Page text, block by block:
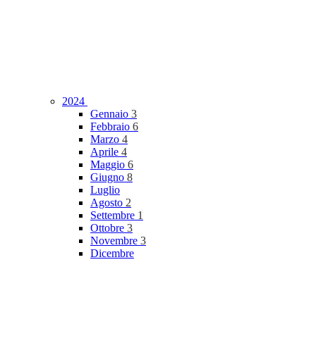
2024
Gennaio 3
Febbraio 6
Marzo 4
Aprile 4
Maggio 6
Giugno 8
Luglio
Agosto 2
Settembre 1
Ottobre 3
Novembre 3
Dicembre